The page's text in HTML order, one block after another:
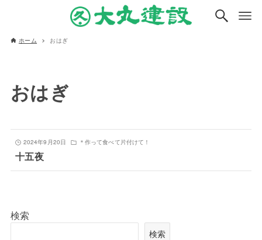
ホーム おはぎ
おはぎ
2024年9月20日 ＊作って食べて片付けて！
十五夜
検索
検索